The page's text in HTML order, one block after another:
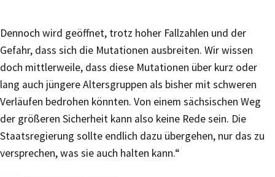
Dennoch wird geöffnet, trotz hoher Fallzahlen und der
Gefahr, dass sich die Mutationen ausbreiten. Wir wissen
doch mittlerweile, dass diese Mutationen über kurz oder
lang auch jüngere Altersgruppen als bisher mit schweren
Verläufen bedrohen könnten. Von einem sächsischen Weg
der größeren Sicherheit kann also keine Rede sein. Die
Staatsregierung sollte endlich dazu übergehen, nur das zu
versprechen, was sie auch halten kann.“